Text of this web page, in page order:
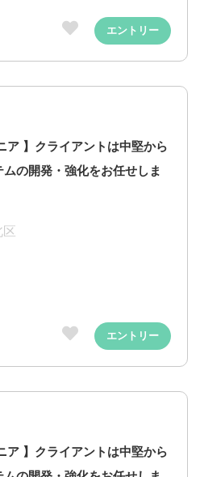
エントリー
ア 】クライアントは中堅から
の開発・強化をお任せしま
エントリー
ア 】クライアントは中堅から